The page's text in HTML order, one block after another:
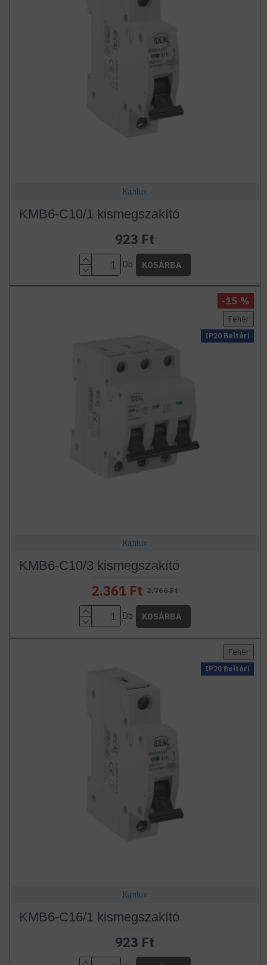
Kanlux
KMB6-C10/1 kismegszakító
923 Ft
Db KOSÁRBA
IP20 Beltéri
Fehér
-15 %
Kanlux
KMB6-C10/3 kismegszakító
2.361 Ft 2.766 Ft
Db KOSÁRBA
IP20 Beltéri
Fehér
Kanlux
KMB6-C16/1 kismegszakító
923 Ft